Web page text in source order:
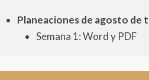
Planeaciones de agosto de
Semana 1: Word y PDF